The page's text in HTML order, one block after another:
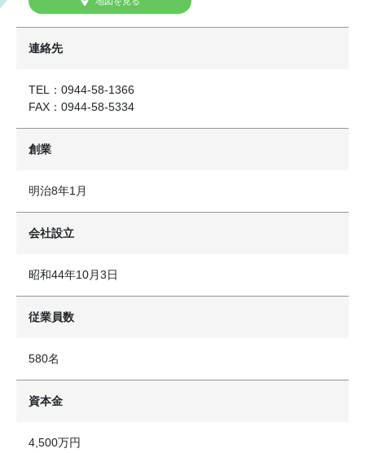
連絡先
TEL：0944-58-1366
FAX：0944-58-5334
創業
明治8年1月
会社設立
昭和44年10月3日
従業員数
580名
資本金
4,500万円